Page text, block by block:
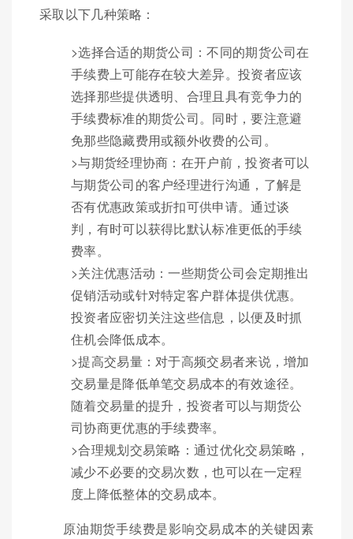
采取以下几种策略：
>选择合适的期货公司：不同的期货公司在
手续费上可能存在较大差异。投资者应该
选择那些提供透明、合理且具有竞争力的
手续费标准的期货公司。同时，要注意避
免那些隐藏费用或额外收费的公司。
>与期货经理协商：在开户前，投资者可以
与期货公司的客户经理进行沟通，了解是
否有优惠政策或折扣可供申请。通过谈
判，有时可以获得比默认标准更低的手续
费率。
>关注优惠活动：一些期货公司会定期推出
促销活动或针对特定客户群体提供优惠。
投资者应密切关注这些信息，以便及时抓
住机会降低成本。
>提高交易量：对于高频交易者来说，增加
交易量是降低单笔交易成本的有效途径。
随着交易量的提升，投资者可以与期货公
司协商更优惠的手续费率。
>合理规划交易策略：通过优化交易策略，
减少不必要的交易次数，也可以在一定程
度上降低整体的交易成本。
原油期货手续费是影响交易成本的关键因素